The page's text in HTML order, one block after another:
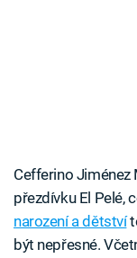
Cefferino Jiménez
přezdívku El Pelé,
narození a dětství
být nepřesné.